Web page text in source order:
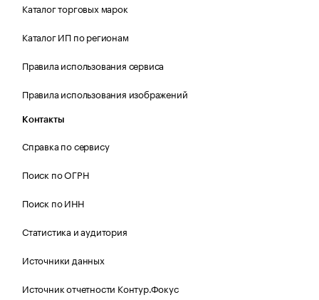
Каталог торговых марок
Каталог ИП по регионам
Правила использования сервиса
Правила использования изображений
Контакты
Справка по сервису
Поиск по ОГРН
Поиск по ИНН
Статистика и аудитория
Источники данных
Источник отчетности Контур.Фокус